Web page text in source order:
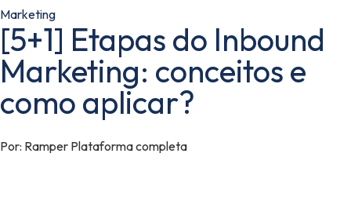
Marketing
[5+1] Etapas do Inbound
Marketing: conceitos e
como aplicar?
Por: Ramper Plataforma completa